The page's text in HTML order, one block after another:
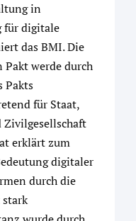
in
für digitale
das BMI. Die
werde durch
Pakts
für Staat,
Zivilgesellschaft
erklärt zum
digitaler
durch die